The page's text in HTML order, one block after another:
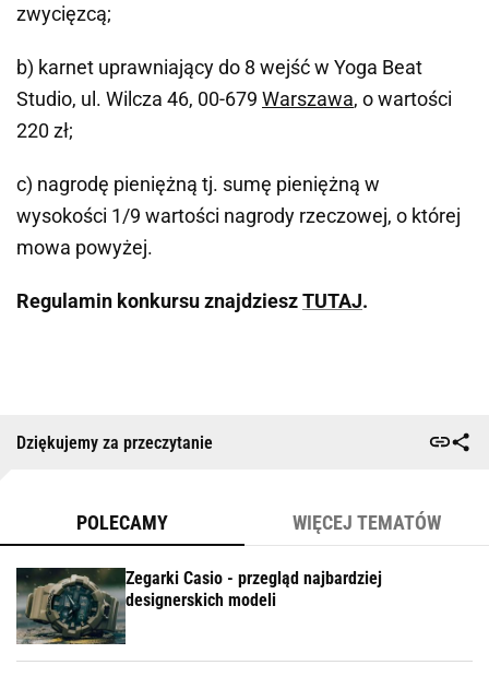
zwycięzcą;
b) karnet uprawniający do 8 wejść w Yoga Beat
Studio, ul. Wilcza 46, 00-679 Warszawa, o wartości
220 zł;
c) nagrodę pieniężną tj. sumę pieniężną w
wysokości 1/9 wartości nagrody rzeczowej, o której
mowa powyżej.
Regulamin konkursu znajdzieszTUTAJ.
Dziękujemy za przeczytanie
POLECAMY WIĘCEJ TEMATÓW
Zegarki Casio - przegląd najbardziej
designerskich modeli